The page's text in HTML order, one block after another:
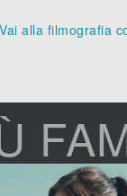
Vai alla filmografia